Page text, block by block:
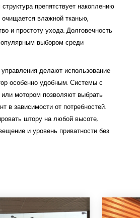
препятствует накоплению
влажной тканью,
и простоту ухода. Долговечность
выбором среди
делают использование
особенно удобным. Системы с
или мотором позволяют выбрать
в зависимости от потребностей.
штору на любой высоте,
и уровень приватности без